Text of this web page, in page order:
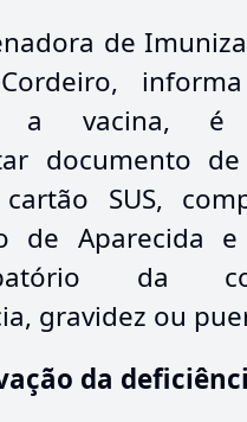
de
a vacina, é
documento
SUS,
de Aparecida
da
gravidez ou
da